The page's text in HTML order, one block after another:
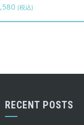
(税込)
RECENT POSTS